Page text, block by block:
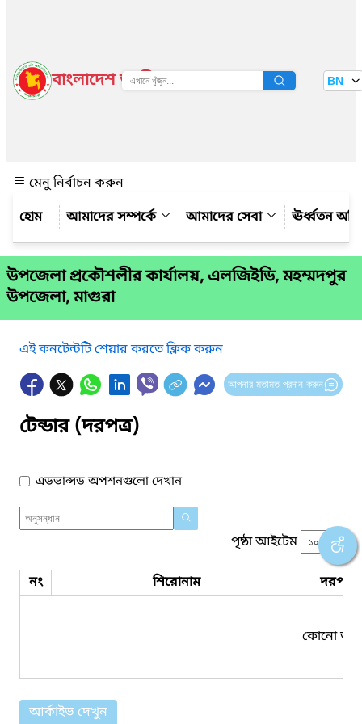
বাংলাদেশ জাতীয় তথ্য বাতায়ন BN
মেনু নির্বাচন করুন
আমাদের সম্পর্কে
আমাদের সেবা ঊর্ধ্বতন
উপজেলা প্রকৌশলীর কার্যালয়, এলজিইডি, মহম্মদপুর
উপজেলা, মাগুরা
এই কনটেন্টটি শেয়ার করতে ক্লিক করুন
আপনার মতামত প্রদান করুন
টেন্ডার (দরপত্র)
এডভান্সড অপশনগুলো দেখান
পৃষ্ঠা আইটেম
নং শিরোনাম দরপত্র
কোনো তথ্য
আর্কাইভ দেখুন